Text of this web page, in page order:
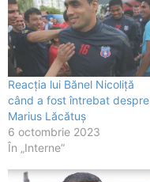
Reacția lui Bănel Nicoliță
când a fost întrebat despre
Marius Lăcătuș
6 octombrie 2023
În „Interne”